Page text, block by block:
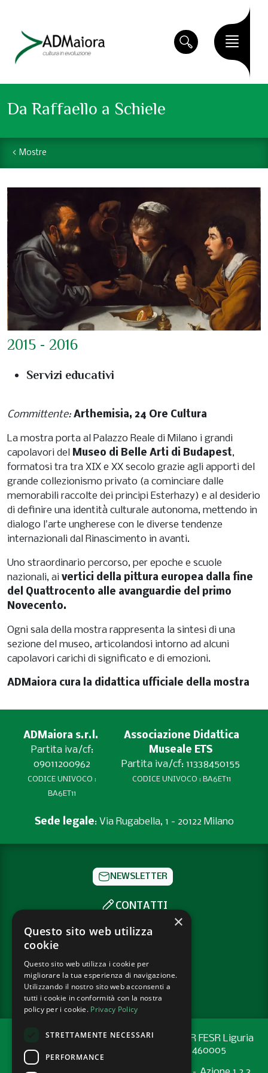
Da Raffaello a Schiele
Mostre
2015 - 2016
Servizi educativi
Committente: Arthemisia, 24 Ore Cultura
La mostra porta al Palazzo Reale di Milano i grandi
capolavori del
Museo di Belle Arti di Budapest,
formatosi tra tra XIX e XX secolo grazie agli apporti del
grande collezionismo privato (a cominciare dalle
memorabili raccolte dei principi Esterhazy) e al desiderio
di definire una identità culturale autonoma, mettendo in
dialogo lʼarte ungherese con le diverse tendenze
internazionali dal Rinascimento in avanti.
Uno straordinario percorso, per epoche e scuole
nazionali, ai vertici della pittura europea dalla fine
del Quattrocento alle avanguardie del primo
Novecento.
Ogni sala della mostra rappresenta la sintesi di una
sezione del museo, articolandosi intorno ad alcuni
capolavori carichi di significato e di emozioni.
ADMaiora cura la didattica ufficiale della mostra
ADMaiora s.r.l.
Partita iva/cf:
09011200962
CODICE UNIVOCO :
BA6ET11
Associazione Didattica
Museale ETS
Partita iva/cf: 11338450155
CODICE UNIVOCO : BA6ET11
Sede legale: Via Rugabella, 1 - 20122 Milano
NEWSLETTER
CONTATTI
SOCIAL
PRIVACY POLICY
COOKIE POLICY
Progetto cofinanziato con risorse del PR FESR Liguria
2021-2027 codice CUP: G44E24001460005
×
Questo sito web utilizza
cookie
Questo sito web utilizza i cookie per
migliorare la tua esperienza di navigazione.
Utilizzando il nostro sito web acconsenti a
tutti i cookie in conformità con la nostra
policy per i cookie. Privacy Policy
STRETTAMENTE NECESSARI
PERFORMANCE